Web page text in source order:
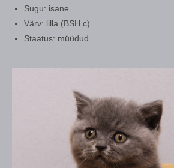
Sugu: isane
Värv: lilla (BSH c)
Staatus: müüdud